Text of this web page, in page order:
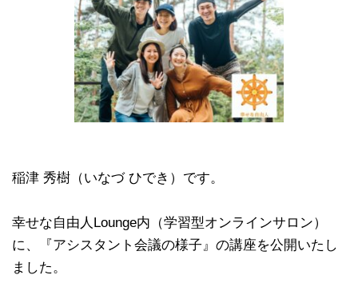
稲津 秀樹（いなづ ひでき）です。
幸せな自由人Lounge内（学習型オンラインサロン）
に、『アシスタント会議の様子』の講座を公開いたし
ました。